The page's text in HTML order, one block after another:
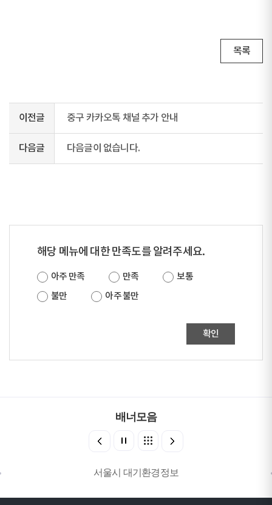
목록
이전글 중구 카카오톡 채널 추가 안내
다음글 다음글이 없습니다.
해당 메뉴에 대한 만족도를 알려주세요.
아주 만족 만족
보통
불만
아주 불만
확인
배너모음
서울시 대기환경정보